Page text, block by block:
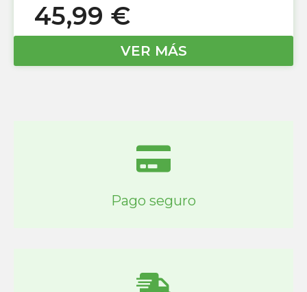
45,99 €
VER MÁS
Pago seguro